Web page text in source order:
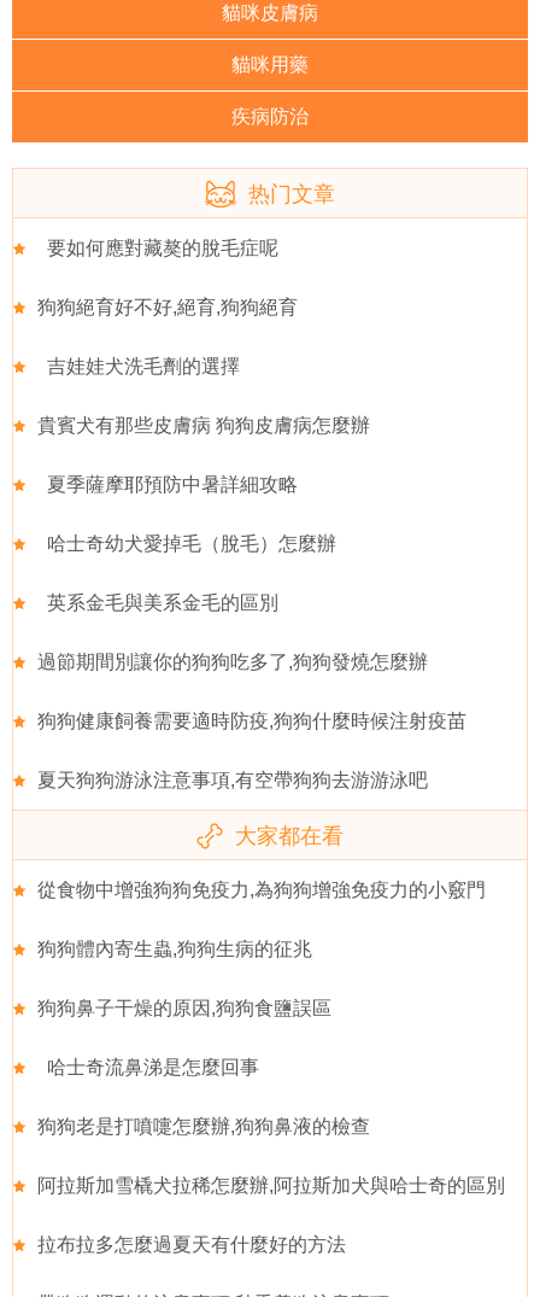
貓咪皮膚病
貓咪用藥
疾病防治
热门文章
要如何應對藏獒的脫毛症呢
狗狗絕育好不好,絕育,狗狗絕育
吉娃娃犬洗毛劑的選擇
貴賓犬有那些皮膚病 狗狗皮膚病怎麼辦
夏季薩摩耶預防中暑詳細攻略
哈士奇幼犬愛掉毛（脫毛）怎麼辦
英系金毛與美系金毛的區別
過節期間別讓你的狗狗吃多了,狗狗發燒怎麼辦
狗狗健康飼養需要適時防疫,狗狗什麼時候注射疫苗
夏天狗狗游泳注意事項,有空帶狗狗去游游泳吧
大家都在看
從食物中增強狗狗免疫力,為狗狗增強免疫力的小竅門
狗狗體內寄生蟲,狗狗生病的征兆
狗狗鼻子干燥的原因,狗狗食鹽誤區
哈士奇流鼻涕是怎麼回事
狗狗老是打噴嚏怎麼辦,狗狗鼻液的檢查
阿拉斯加雪橇犬拉稀怎麼辦,阿拉斯加犬與哈士奇的區別
拉布拉多怎麼過夏天有什麼好的方法